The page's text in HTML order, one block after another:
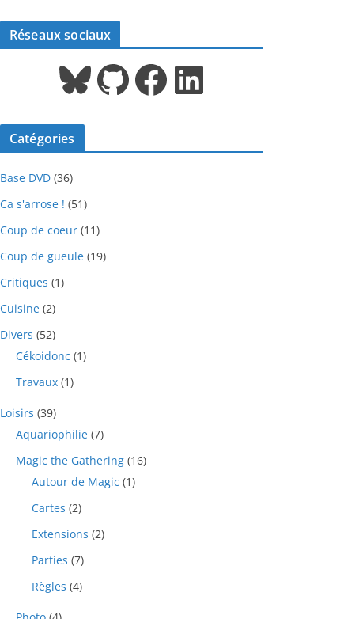
Réseaux sociaux
Bluesky GitHub Facebook LinkedIn
Catégories
Base DVD (36)
Ca s'arrose ! (51)
Coup de coeur (11)
Coup de gueule (19)
Critiques (1)
Cuisine (2)
Divers (52)
Cékoidonc (1)
Travaux (1)
Loisirs (39)
Aquariophilie (7)
Magic the Gathering (16)
Autour de Magic (1)
Cartes (2)
Extensions (2)
Parties (7)
Règles (4)